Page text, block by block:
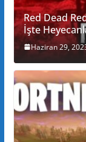
Red Dead
İşte
Haziran 29,